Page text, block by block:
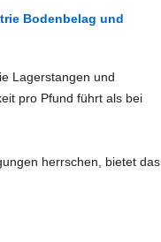
Bodenbelag und
Lagerstangen und
pro Pfund führt als bei
herrschen, bietet das